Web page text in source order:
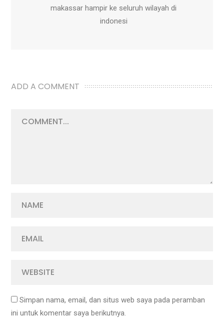
makassar hampir ke seluruh wilayah di
indonesi
ADD A COMMENT
Simpan nama, email, dan situs web saya pada peramban
ini untuk komentar saya berikutnya.